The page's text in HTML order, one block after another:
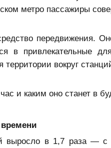
метро пассажиры
передвижения.
в привлекательные
вокруг
и каким оно станет в
выросло в 1,7 раза —